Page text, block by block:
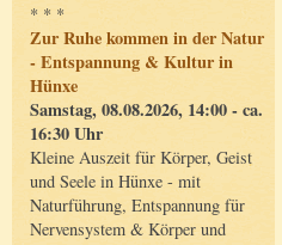
* * *
Zur Ruhe kommen in der Natur
- Entspannung & Kultur in
Hünxe
Samstag, 08.08.2026, 14:00 - ca.
16:30 Uhr
Kleine Auszeit für Körper, Geist
und Seele in Hünxe - mit
Naturführung, Entspannung für
Nervensystem & Körper und